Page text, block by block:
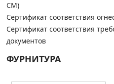
СМ)
Сертификат соответствия
Сертификат соответствия
документов
ФУРНИТУРА